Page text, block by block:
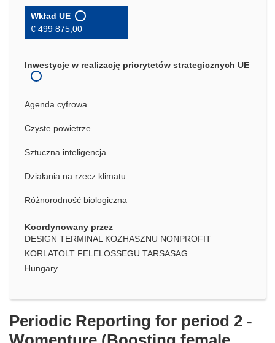
Wkład UE
€ 499 875,00
Inwestycje w realizację priorytetów strategicznych UE
Agenda cyfrowa
Czyste powietrze
Sztuczna inteligencja
Działania na rzecz klimatu
Różnorodność biologiczna
Koordynowany przez
DESIGN TERMINAL KOZHASZNU NONPROFIT
KORLATOLT FELELOSSEGU TARSASAG
Hungary
Periodic Reporting for period 2 -